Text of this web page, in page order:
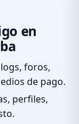
en
foros,
de pago.
perfiles,